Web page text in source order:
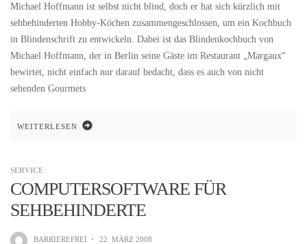
Michael Hoffmann ist selbst nicht blind, doch er hat sich kürzlich mit
sehbehinderten Hobby-Köchen zusammengeschlossen, um ein Kochbuch
in Blindenschrift zu entwickeln. Dabei ist das Blindenkochbuch von
Michael Hoffmann, der in Berlin seine Gäste im Restaurant „Margaux“
bewirtet, nicht einfach nur darauf bedacht, dass es auch von nicht
sehenden Gourmets
WEITERLESEN
SERVICE
COMPUTERSOFTWARE FÜR
SEHBEHINDERTE
BARRIEREFREI · 22. MÄRZ 2008